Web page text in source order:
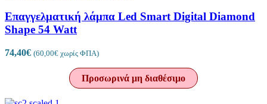
Επαγγελματική λάμπα Led Smart Digital Diamond
Shape 54 Watt
74,40€ (60,00€ χωρίς ΦΠΑ)
Προσωρινά μη διαθέσιμο